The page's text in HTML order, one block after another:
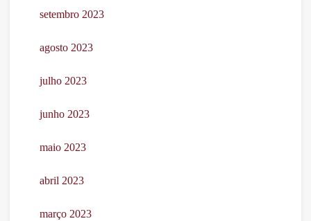
setembro 2023
agosto 2023
julho 2023
junho 2023
maio 2023
abril 2023
março 2023